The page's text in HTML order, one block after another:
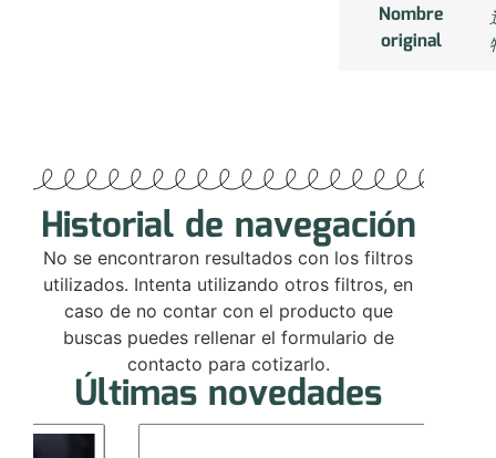
Nombre
original
Historial de navegación
No se encontraron resultados con los filtros
utilizados. Intenta utilizando otros filtros, en
caso de no contar con el producto que
buscas puedes rellenar el formulario de
contacto para cotizarlo.
Últimas novedades